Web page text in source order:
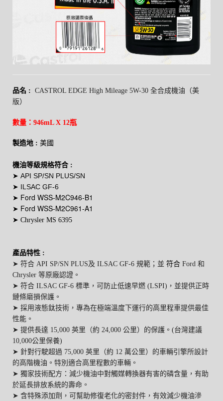
品名 : CASTROL EDGE High Mileage 5W-30 全合成機油（美
版）
數量：946mL X 12瓶
製造地 : 美國
機油等級規格符合 :
➤ API SP/SN PLUS/SN
➤ ILSAC GF-6
➤ Ford WSS-M2C946-B1
➤ Ford WSS-M2C961-A1
➤ Chrysler MS 6395
產品特性 :
➤ 符合 API SP/SN PLUS及 ILSAC GF-6 規範；並 符合 Ford 和
Chrysler 等原廠認證。
➤ 符合 ILSAC GF-6 標準，可防止低速早燃 (LSPI)，並提供正時
鏈條磨損保護。
➤ 採用液態鈦技術，專為在極端溫度下運行的高里程車提供最佳
性能。
➤ 提供長達 15,000 英里（約 24,000 公里）的保護。(台灣建議
10,000公里保養)
➤ 針對行駛超過 75,000 英里（約 12 萬公里）的車輛引擎所設計
的高階機油。特別適合高里程數的車輛。
➤ 獨家技術配方：減少機油中對觸媒轉換器有害的磷含量，有助
於延長排放系統的壽命。
➤ 含特殊添加劑，可幫助修復老化的密封件，有效減少機油滲